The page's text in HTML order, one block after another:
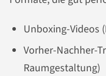
Unboxing-Videos
Vorher-Nachher-
Raumgestaltung)